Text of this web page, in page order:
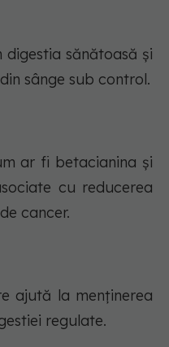
sănătoasă și
sânge sub control.
ar fi betacianina și
cu reducerea
cancer.
ajută la menținerea
regulate.